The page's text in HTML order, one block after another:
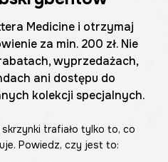
Medicine i otrzymaj
za min. 200 zł. Nie
wyprzedażach,
ani dostępu do
kolekcji specjalnych.
trafiało tylko to, co
Powiedz, czy jest to: